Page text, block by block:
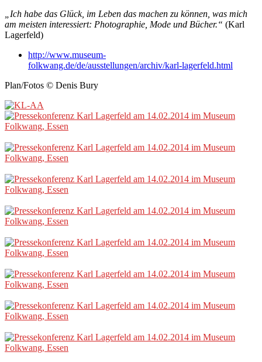
„Ich habe das Glück, im Leben das machen zu können, was mich
am meisten interessiert: Photographie, Mode und Bücher.“ (Karl
Lagerfeld)
http://www.museum-
folkwang.de/de/ausstellungen/archiv/karl-lagerfeld.html
Plan/Fotos © Denis Bury